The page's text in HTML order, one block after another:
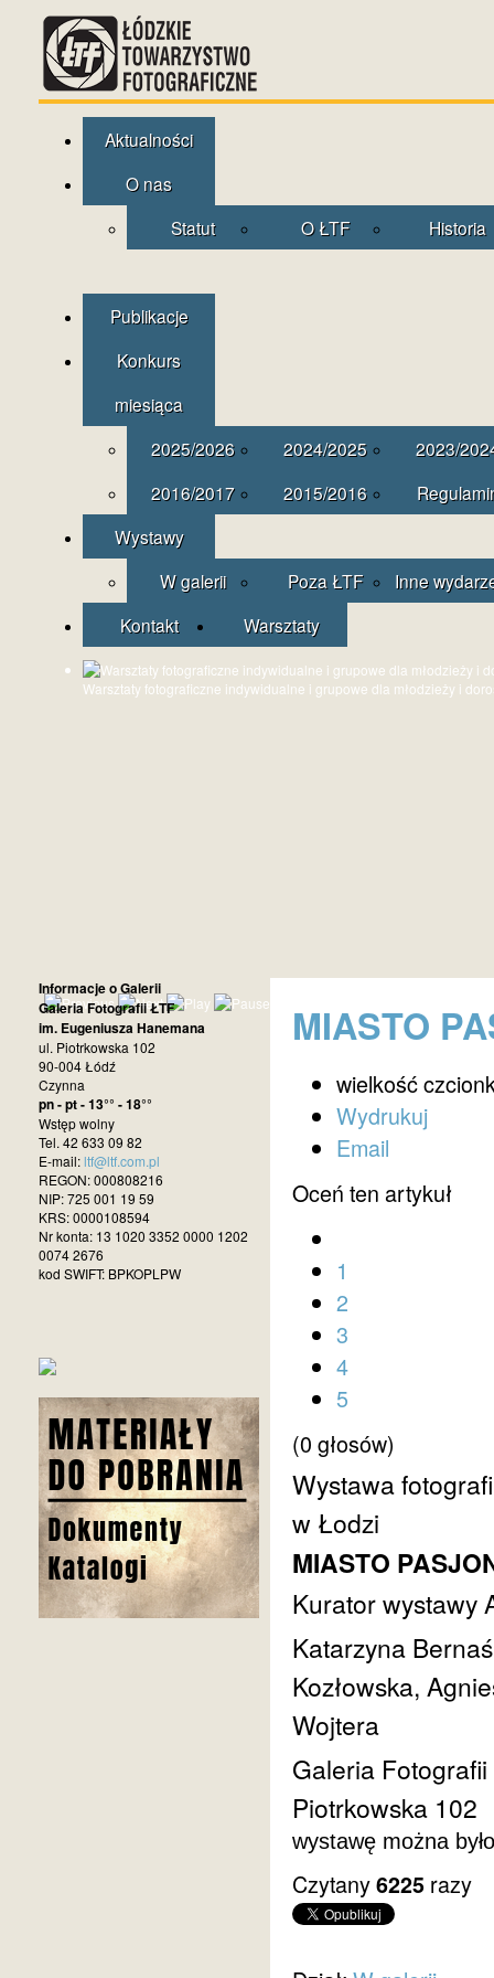
Aktualności
O nas
Statut
O ŁTF Historia
Publikacje
Konkurs
miesiąca
2025/2026
2024/2025
2023/
2016/2017
2015/2016
Wystawy
W galerii
Poza ŁTF
Inne
Kontakt
Warsztaty
Warsztaty fotograficzne indywidualne i grupowe dla młodzieży i
MIASTO
wielkość
Wydrukuj
Email
Oceń ten artykuł
1
2
3
4
5
(0 głosów)
Wystawa
w Łodzi
MIASTO
Kurator wystawy
Katarzyna
Kozłowska,
Wojtera
Galeria
Piotrkowska 102
wystawę można
Czytany6225 razy
Informacje o Galerii
Galeria Fotografii ŁTF
im. Eugeniusza Hanemana
ul. Piotrkowska 102
90-004 Łódź
Czynna
pn - pt - 13°° - 18°°
Wstęp wolny
Tel. 42 633 09 82
E-mail:ltf@ltf.com.pl
REGON: 000808216
NIP: 725 001 19 59
KRS: 0000108594
Nr konta: 13 1020 3352 0000 1202
0074 2676
kod SWIFT: BPKOPLPW